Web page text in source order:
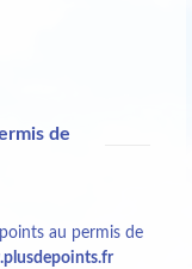
de
au permis de
plusdepoints.fr